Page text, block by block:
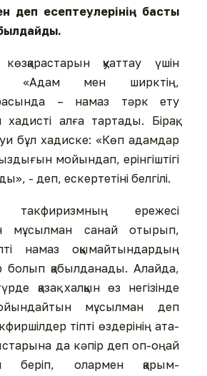
деп есептеулерінің басты
қуаттау үшін
«Адам мен ширктің,
– намаз тәрк ету
алға тартады. Бірақ,
бұл хадиске: «Көп адамдар
мойындап, ерінгіштігі
- деп, ескертетіні белгілі.
такфиризмның ережесі
мұсылман санай отырып,
намаз оқымайтындардың
болып қабылданады. Алайда,
қазақ халқын өз негізінде
мұсылман деп
тіпті өздерінің ата-
да кәпір деп оп-оңай
беріп, олармен қарым-